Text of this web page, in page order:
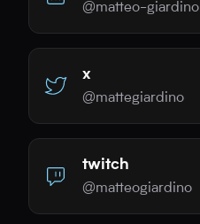
@matteo-giardino
x
@mattegiardino
twitch
@matteogiardino